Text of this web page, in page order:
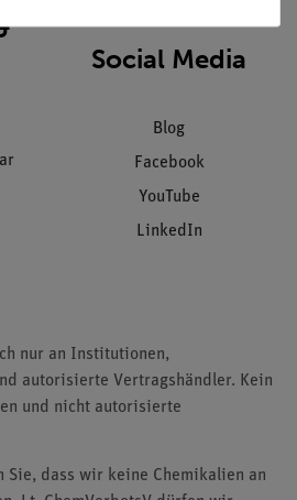
Social Media
Blog
Facebook
YouTube
LinkedIn
nur an Institutionen,
autorisierte Vertragshändler. Kein
und nicht autorisierte
Sie, dass wir keine Chemikalien an